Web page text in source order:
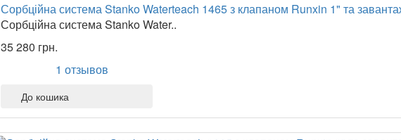
Сорбційна система Stanko Waterteach 1465 з клапаном Runxin 1" та
Сорбційна система Stanko Water..
35 280 грн.
1 отзывов
До кошика